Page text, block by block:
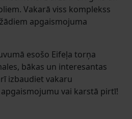
Vakarā viss komplekss
apgaismojuma
esošo Eifeļa torņa
bākas un interesantas
izbaudiet vakaru
vai karstā pirtī!